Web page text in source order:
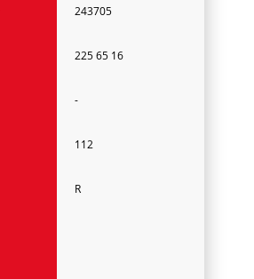
243705
225 65 16
-
112
R